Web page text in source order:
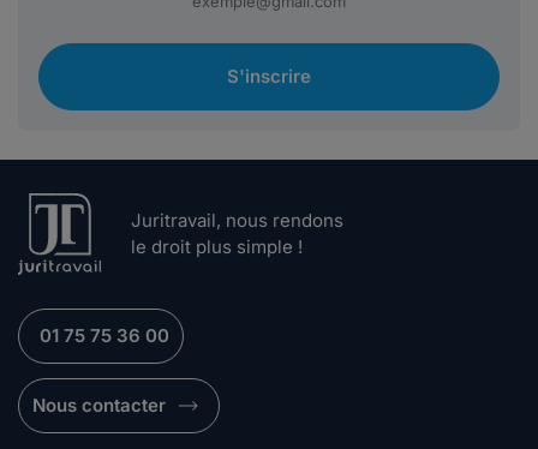
S'inscrire
Juritravail, nous rendons
le droit plus simple !
01 75 75 36 00
Nous contacter